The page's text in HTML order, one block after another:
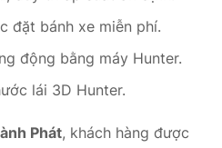
đặt bánh xe miễn phí.
động bằng máy Hunter.
lái 3D Hunter.
Phát, khách hàng được